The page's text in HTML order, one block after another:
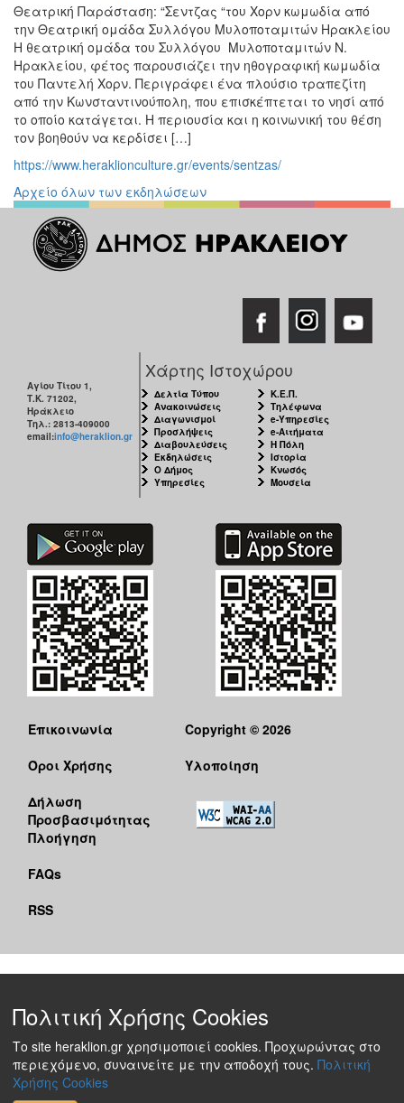
Θεατρική Παράσταση: “Σεντζας “του Χορν κωμωδία από
την Θεατρική ομάδα Συλλόγου Μυλοποταμιτών Ηρακλείου
Η θεατρική ομάδα του Συλλόγου Μυλοποταμιτών Ν.
Ηρακλείου, φέτος παρουσιάζει την ηθογραφική κωμωδία
του Παντελή Χορν. Περιγράφει ένα πλούσιο τραπεζίτη
από την Κωνσταντινούπολη, που επισκέπτεται το νησί από
το οποίο κατάγεται. Η περιουσία και η κοινωνική του θέση
τον βοηθούν να κερδίσει […]
https://www.heraklionculture.gr/events/sentzas/
Αρχείο όλων των εκδηλώσεων
Αγίου Τίτου 1,
Τ.Κ. 71202,
Ηράκλειο
Τηλ.: 2813-409000
email:info@heraklion.gr
Χάρτης Ιστοχώρου
Δελτία Τύπου
Ανακοινώσεις
Διαγωνισμοί
Προσλήψεις
Διαβουλεύσεις
Εκδηλώσεις
Ο Δήμος
Υπηρεσίες
Κ.Ε.Π.
Τηλέφωνα
e-Υπηρεσίες
e-Αιτήματα
Η Πόλη
Ιστορία
Κνωσός
Μουσεία
Επικοινωνία
Όροι Χρήσης
Δήλωση
Προσβασιμότητας
Πλοήγηση
FAQs
RSS
Copyright © 2026
Υλοποίηση
Πολιτική Χρήσης Cookies
Το site heraklion.gr χρησιμοποιεί cookies. Προχωρώντας στο
περιεχόμενο, συναινείτε με την αποδοχή τους. Πολιτική
Χρήσης Cookies